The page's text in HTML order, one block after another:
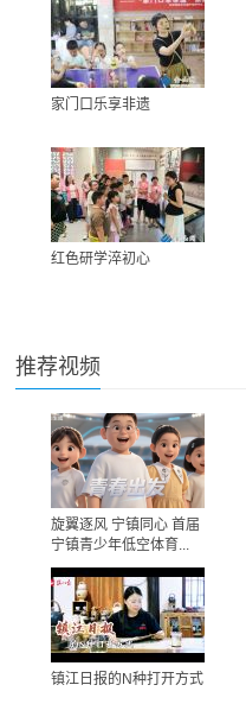
家门口乐享非遗
红色研学淬初心
推荐视频
旋翼逐风 宁镇同心 首届
宁镇青少年低空体育...
镇江日报的N种打开方式